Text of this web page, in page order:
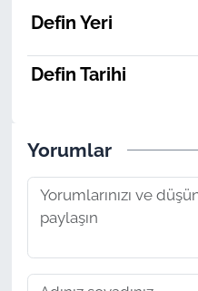
Defin Yeri
Defin Tarihi
Yorumlar